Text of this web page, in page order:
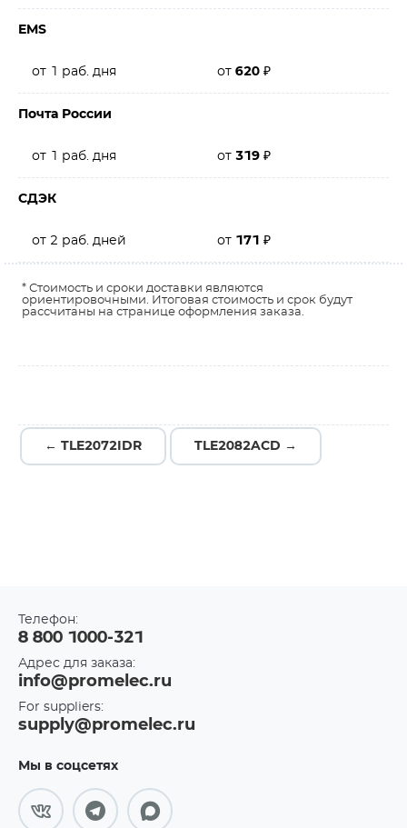
EMS
от 1 раб. дня от 620 ₽
Почта России
от 1 раб. дня от 319 ₽
СДЭК
от 2 раб. дней от 171 ₽
* Стоимость и сроки доставки являются
ориентировочными. Итоговая стоимость и срок будут
рассчитаны на странице оформления заказа.
← TLE2072IDR TLE2082ACD →
Телефон:
8 800 1000-321
Адрес для заказа:
info@promelec.ru
For suppliers:
supply@promelec.ru
Мы в соцсетях